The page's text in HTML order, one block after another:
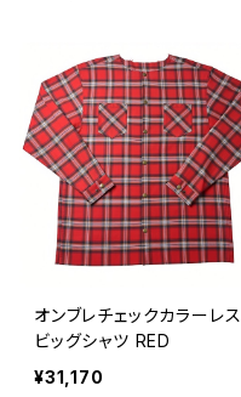
オンブレチェックカラーレス
ビッグシャツ RED
¥31,170